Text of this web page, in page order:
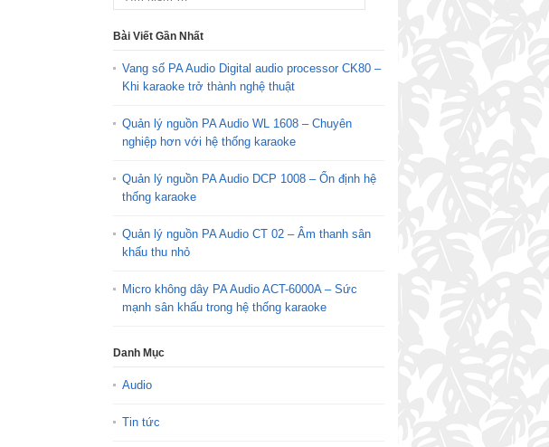
Bài Viết Gần Nhất
Vang số PA Audio Digital audio processor CK80 –
Khi karaoke trở thành nghệ thuật
Quản lý nguồn PA Audio WL 1608 – Chuyên
nghiệp hơn với hệ thống karaoke
Quản lý nguồn PA Audio DCP 1008 – Ổn định hệ
thống karaoke
Quản lý nguồn PA Audio CT 02 – Âm thanh sân
khấu thu nhỏ
Micro không dây PA Audio ACT-6000A – Sức
mạnh sân khấu trong hệ thống karaoke
Danh Mục
Audio
Tin tức